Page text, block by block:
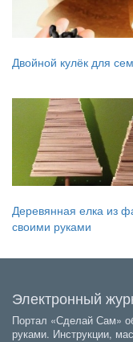
Двойной кулёк для
Деревянная елка из
своими руками
Электронный
Портал «Сделай Сам»
руками. Инструкции,